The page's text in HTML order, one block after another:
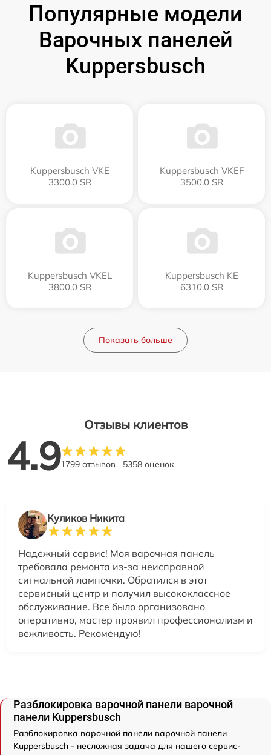
Популярные модели
Варочных панелей
Kuppersbusch
Kuppersbusch VKE
3300.0 SR
Kuppersbusch VKEF
3500.0 SR
Kuppersbusch VKEL
3800.0 SR
Kuppersbusch KE
6310.0 SR
Показать больше
Отзывы клиентов
4.91799 отзывов 5358 оценок
Куликов Никита
Надежный сервис! Моя варочная панель
требовала ремонта из-за неисправной
сигнальной лампочки. Обратился в этот
сервисный центр и получил высококлассное
обслуживание. Все было организовано
оперативно, мастер проявил профессионализм и
вежливость. Рекомендую!
Разблокировка варочной панели варочной
панели Kuppersbusch
Разблокировка варочной панели варочной панели
Kuppersbusch - несложная задача для нашего сервис-